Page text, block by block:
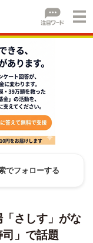
でフォローする
さしす」がな
司」で話題